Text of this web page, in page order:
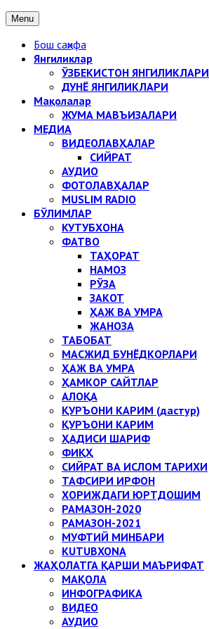
Menu
Бош саҳифа
Янгиликлар
ЎЗБЕКИСТОН ЯНГИЛИКЛАРИ
ДУНЁ ЯНГИЛИКЛАРИ
Мақолалар
ЖУМА МАВЪИЗАЛАРИ
МЕДИА
ВИДЕОЛАВҲАЛАР
СИЙРАТ
АУДИО
ФОТОЛАВҲАЛАР
MUSLIM RADIO
БЎЛИМЛАР
КУТУБХОНА
ФАТВО
ТАҲОРАТ
НАМОЗ
РЎЗА
ЗАКОТ
ҲАЖ ВА УМРА
ЖАНОЗА
ТАБОБАТ
МАСЖИД БУНЁДКОРЛАРИ
ҲАЖ ВА УМРА
ҲАМКОР САЙТЛАР
АЛОҚА
ҚУРЪОНИ КАРИМ (дастур)
ҚУРЪОНИ КАРИМ
ҲАДИСИ ШАРИФ
ФИҚҲ
СИЙРАТ ВА ИСЛОМ ТАРИХИ
ТАФСИРИ ИРФОН
ХОРИЖДАГИ ЮРТДОШИМ
РАМАЗОН-2020
РАМАЗОН-2021
МУФТИЙ МИНБАРИ
KUTUBXONA
ЖАҲОЛАТГА ҚАРШИ МАЪРИФАТ
МАҚОЛА
ИНФОГРАФИКА
ВИДЕО
АУДИО